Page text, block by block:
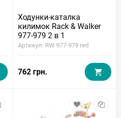
Ходунки-каталка
килимок Rack & Walker
977-979 2 в 1
(підсвічування, мелодії,
Артикул: RW 977-979 red
762 грн.